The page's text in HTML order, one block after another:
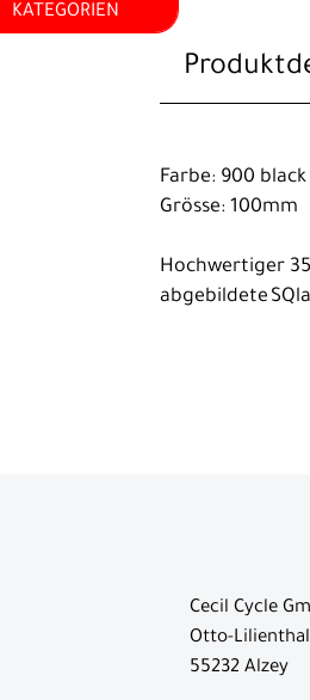
KATEGORIEN
Farbe: 900 black
Grösse: 100mm
Hochwertiger
abgebildete
Cecil Cycle
Otto-
55232 Alzey